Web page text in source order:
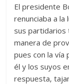
El presidente
renunciaba a la
sus partidarios
manera de
pues con la vía
él y los suyos
respuesta,